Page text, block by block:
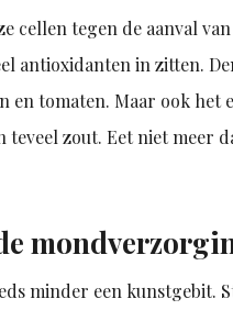
cellen tegen de aanval
antioxidanten in zitten.
en tomaten. Maar ook
teveel zout. Eet niet
minder een